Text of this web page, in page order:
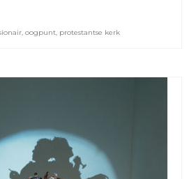
, oogpunt, protestantse kerk